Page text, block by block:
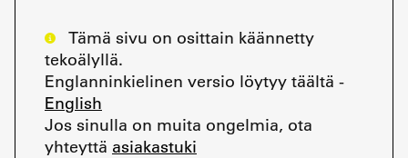
Tämä sivu on osittain käännetty
tekoälyllä.
Englanninkielinen versio löytyy täältä -
English
Jos sinulla on muita ongelmia, ota
yhteyttä asiakastuki